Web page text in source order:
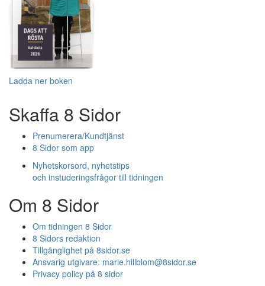
Ladda ner boken
Skaffa 8 Sidor
Prenumerera/Kundtjänst
8 Sidor som app
Nyhetskorsord, nyhetstips
och instuderingsfrågor till tidningen
Om 8 Sidor
Om tidningen 8 Sidor
8 Sidors redaktion
Tillgänglighet på 8sidor.se
Ansvarig utgivare: marie.hillblom@8sidor.se
Privacy policy på 8 sidor